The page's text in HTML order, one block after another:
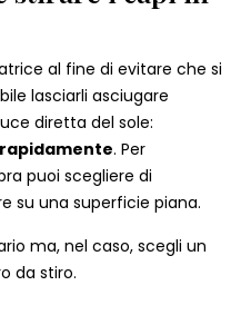
al fine di evitare che si
lasciarli asciugare
diretta del sole:
rapidamente. Per
puoi scegliere di
su una superficie piana.
ma, nel caso, scegli un
da stiro.